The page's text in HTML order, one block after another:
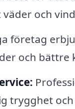
och
företag
och bättre
trygghet